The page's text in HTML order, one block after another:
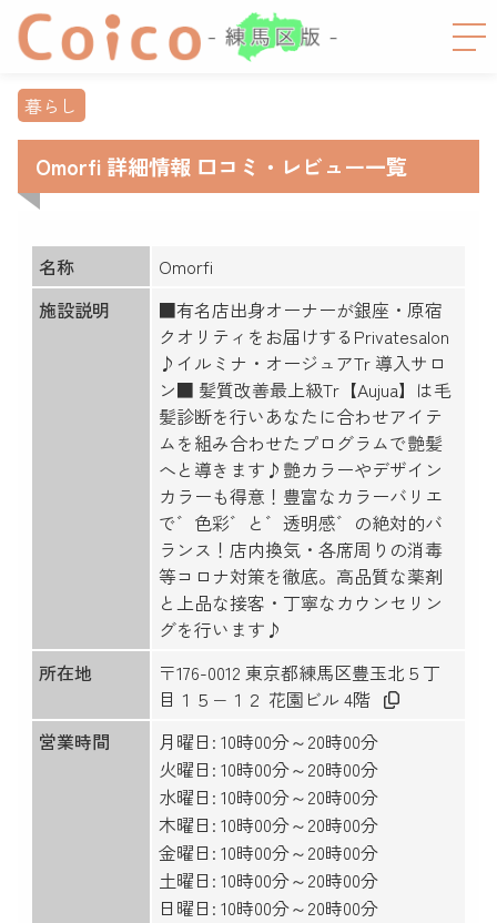
暮らし
Omorfi 詳細情報 口コミ・レビュー一覧
名称
Omorfi
施設説明
■有名店出身オーナーが銀座・原宿
クオリティをお届けするPrivatesalon
♪イルミナ・オージュアTr 導入サロ
ン■ 髪質改善最上級Tr【Aujua】は毛
髪診断を行いあなたに合わせアイテ
ムを組み合わせたプログラムで艶髪
へと導きます♪艶カラーやデザイン
カラーも得意！豊富なカラーバリエ
で゛色彩゛と゛透明感゛の絶対的バ
ランス！店内換気・各席周りの消毒
等コロナ対策を徹底。高品質な薬剤
と上品な接客・丁寧なカウンセリン
グを行います♪
所在地
〒176-0012 東京都練馬区豊玉北５丁
目１５−１２ 花園ビル 4階
営業時間
月曜日: 10時00分～20時00分
火曜日: 10時00分～20時00分
水曜日: 10時00分～20時00分
木曜日: 10時00分～20時00分
金曜日: 10時00分～20時00分
土曜日: 10時00分～20時00分
日曜日: 10時00分～20時00分